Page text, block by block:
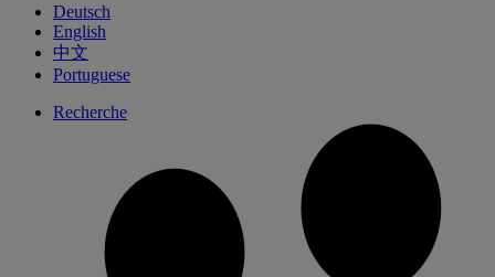
Deutsch
English
中文
Portuguese
Recherche